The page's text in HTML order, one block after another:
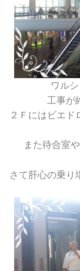
ワル
工事が
２Ｆにはビエド
また待合室や
さて肝心の乗り